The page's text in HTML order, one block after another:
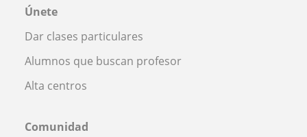
Únete
Dar clases particulares
Alumnos que buscan profesor
Alta centros
Comunidad